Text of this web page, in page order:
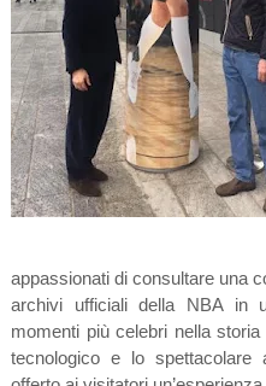
appassionati di consultare una
archivi ufficiali della NBA in
momenti più celebri nella storia
tecnologico e lo spettacolare